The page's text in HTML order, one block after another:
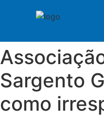
Sargento
como